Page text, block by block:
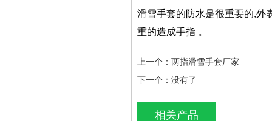
滑雪手套的防水是很重要的,外
重的造成手指 。
上一个： 两指滑雪手套厂家
下一个：没有了
相关产品